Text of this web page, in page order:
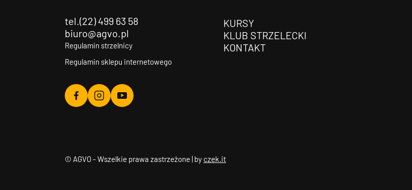
tel.(22) 499 63 58
biuro@agvo.pl
Regulamin strzelnicy
Regulamin sklepu internetowego
Agvo
Agvo
Agvo
KURSY
KLUB STRZELECKI
KONTAKT
© AGVO - Wszelkie prawa zastrzeżone | by czek.it